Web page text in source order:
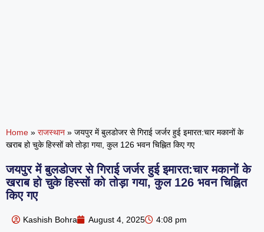
Home » राजस्थान » जयपुर में बुलडोजर से गिराई जर्जर हुई इमारत:चार मकानों के
खराब हो चुके हिस्सों को तोड़ा गया, कुल 126 भवन चिह्नित किए गए
जयपुर में बुलडोजर से गिराई जर्जर हुई इमारत:चार मकानों के
खराब हो चुके हिस्सों को तोड़ा गया, कुल 126 भवन चिह्नित
किए गए
Kashish Bohra August 4, 2025 4:08 pm